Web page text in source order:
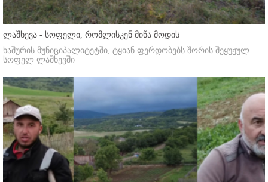
ლაშხევა - სოფელი, რომლისკენ მიწა მოდის
ხაშურის მუნიციპალიტეტში, ტყიან ფერდობებს შორის შეყუჟულ
სოფელ ლაშხევში